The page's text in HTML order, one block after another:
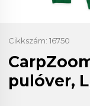
Cikkszám: 16750
pulóver,